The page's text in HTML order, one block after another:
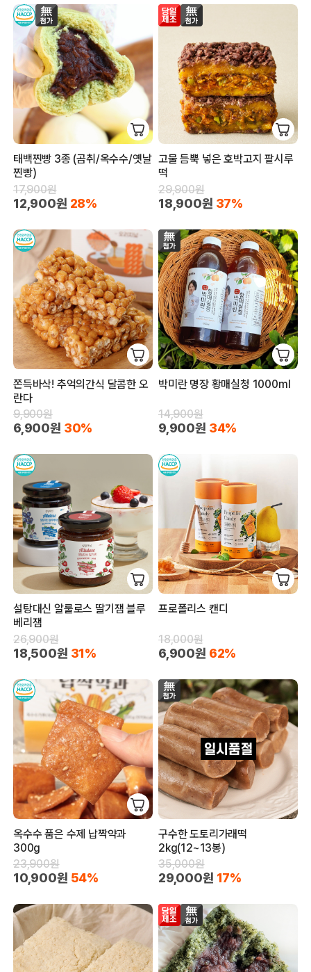
태백찐빵 3종 (곰취/옥수수/옛날
찐빵)
17,900원
12,900원 28%
고물 듬뿍 넣은 호박고지 팥시루
떡
29,900원
18,900원 37%
쫀득바삭! 추억의간식 달콤한 오
란다
9,900원
6,900원 30%
박미란 명장 황매실청 1000ml
14,900원
9,900원 34%
설탕대신 알룰로스 딸기잼 블루
베리잼
26,900원
18,500원 31%
프로폴리스 캔디
18,000원
6,900원 62%
옥수수 품은 수제 납짝약과
300g
23,900원
10,900원 54%
구수한 도토리가래떡
2kg(12~13봉)
35,000원
29,000원 17%